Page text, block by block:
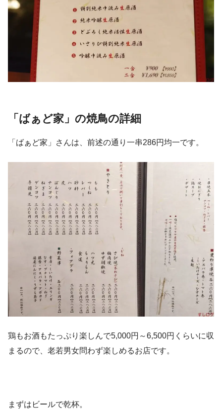
「ばぁど家」の焼鳥の詳細
「ばぁど家」さんは、前述の通り一串286円均一です。
鶏もお酒もたっぷり楽しんで5,000円～6,500円くらいに収
まるので、老若男女問わず楽しめるお店です。
まずはビールで乾杯。